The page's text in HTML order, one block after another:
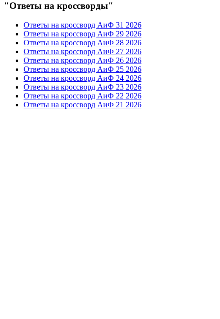
"Ответы на кроссворды"
Ответы на кроссворд АиФ 31 2026
Ответы на кроссворд АиФ 29 2026
Ответы на кроссворд АиФ 28 2026
Ответы на кроссворд АиФ 27 2026
Ответы на кроссворд АиФ 26 2026
Ответы на кроссворд АиФ 25 2026
Ответы на кроссворд АиФ 24 2026
Ответы на кроссворд АиФ 23 2026
Ответы на кроссворд АиФ 22 2026
Ответы на кроссворд АиФ 21 2026